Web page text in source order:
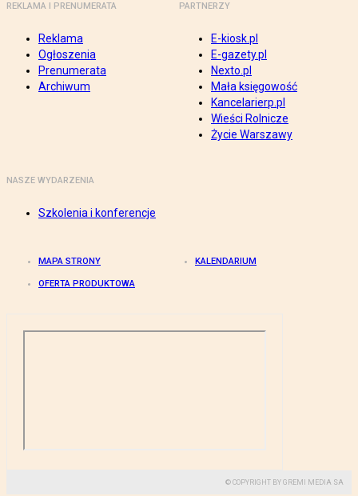
REKLAMA I PRENUMERATA
Reklama
Ogłoszenia
Prenumerata
Archiwum
PARTNERZY
E-kiosk.pl
E-gazety.pl
Nexto.pl
Mała księgowość
Kancelarierp.pl
Wieści Rolnicze
Życie Warszawy
NASZE WYDARZENIA
Szkolenia i konferencje
MAPA STRONY KALENDARIUM
OFERTA PRODUKTOWA
© COPYRIGHT BY GREMI MEDIA SA